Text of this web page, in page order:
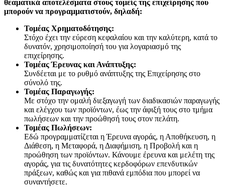
θεαματικά αποτελέσματα στους τομείς της επιχείρησης που
μπορούν να προγραμματιστούν, δηλαδή:
Τομέας Χρηματοδότησης:
Στόχο έχει την εύρεση κεφαλαίου και την καλύτερη, κατά το
δυνατόν, χρησιμοποίησή του για λογαριασμό της
επιχείρησης.
Τομέας Έρευνας και Ανάπτυξης:
Συνδέεται με το ρυθμό ανάπτυξης της Επιχείρησης στο
σύνολό της.
Τομέας Παραγωγής:
Με στόχο την ομαλή διεξαγωγή των διαδικασιών παραγωγής
και ελέγχου των προϊόντων, έως την άφιξή τους στο τμήμα
πωλήσεων και την προώθησή τους στον πελάτη.
Τομέας Πωλήσεων:
Εδώ προγραμματίζεται η Έρευνα αγοράς, η Αποθήκευση, η
Διάθεση, η Μεταφορά, η Διαφήμιση, η Προβολή και η
προώθηση των προϊόντων. Κάνουμε έρευνα και μελέτη της
αγοράς, για τις δυνατότητες κερδοφόρων επενδυτικών
πράξεων, καθώς και για πιθανά εμπόδια που μπορεί να
συναντήσετε.